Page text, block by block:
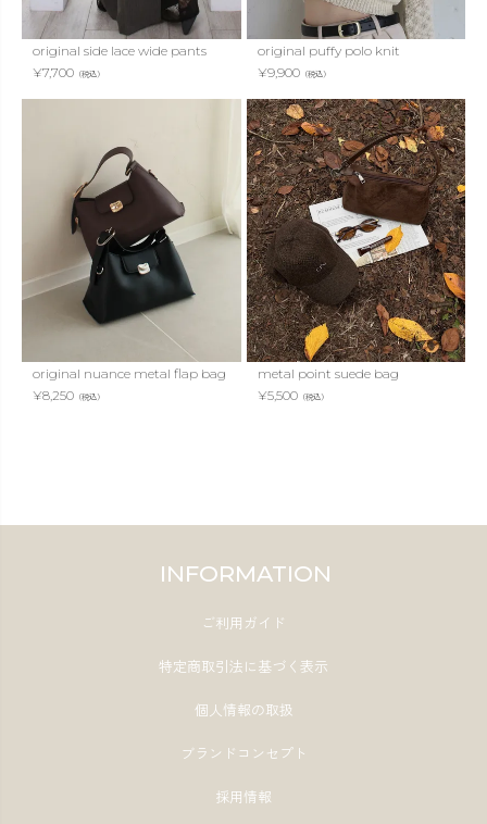
original side lace wide pants
¥7,700 （税込）
original puffy polo knit
¥9,900（税込）
original nuance metal flap bag
¥8,250 （税込）
metal point suede bag
¥5,500（税込）
INFORMATION
ご利用ガイド
特定商取引法に基づく表示
個人情報の取扱
ブランドコンセプト
採用情報